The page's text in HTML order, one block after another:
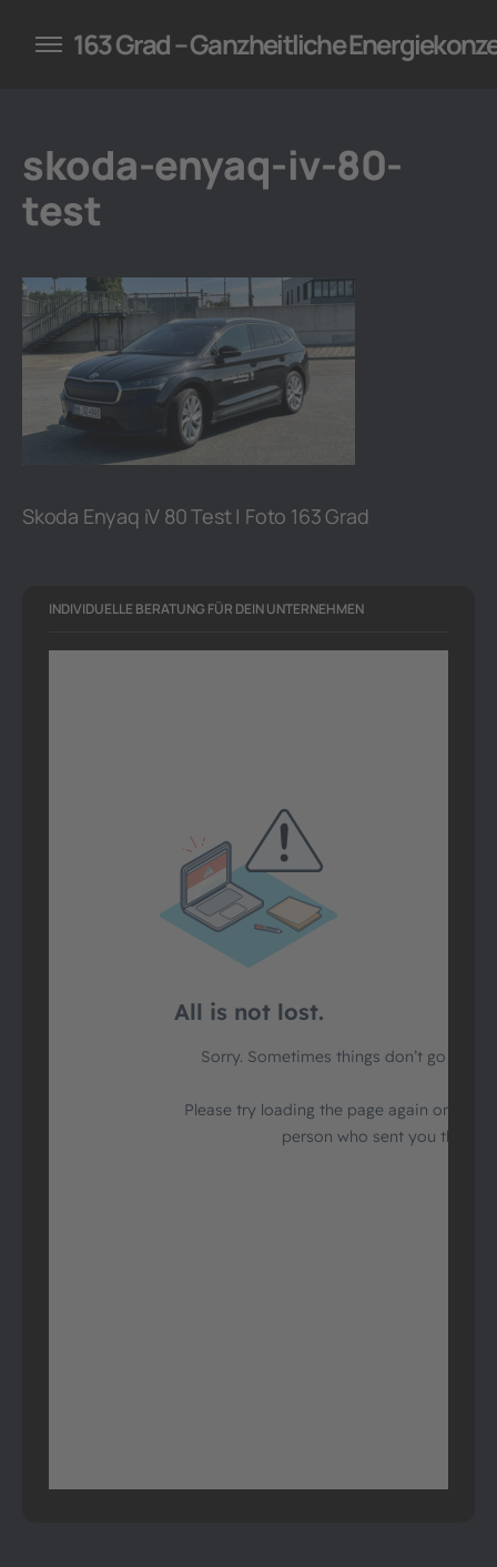
für Unternehmen
163 Grad – Ganzheitliche
skoda-enyaq-iv-80-
test
Skoda Enyaq iV 80 Test | Foto 163 Grad
INDIVIDUELLE BERATUNG FÜR DEIN UNTERNEHMEN